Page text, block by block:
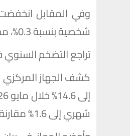
شخصية بنسبة 0.3%، مجموعة خدمات الفنادق بنسبة 0.2%، مجموعة خدمات النقل بنسبة 0.2%.
تراجع التضخم السنوي في المدن المصرية
كشف الجهاز المركزي
شهري إلى 1.6% مقارنة بنحو 1.1% في أبريل.